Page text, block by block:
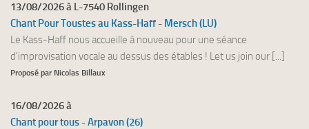
13/08/2026 à L-7540 Rollingen
Chant Pour Toustes au Kass-Haff - Mersch (LU)
Le Kass-Haff nous accueille à nouveau pour une séance
d'improvisation vocale au dessus des étables ! Let us join our [...]
Proposé par Nicolas Billaux
16/08/2026 à
Chant pour tous - Arpavon (26)